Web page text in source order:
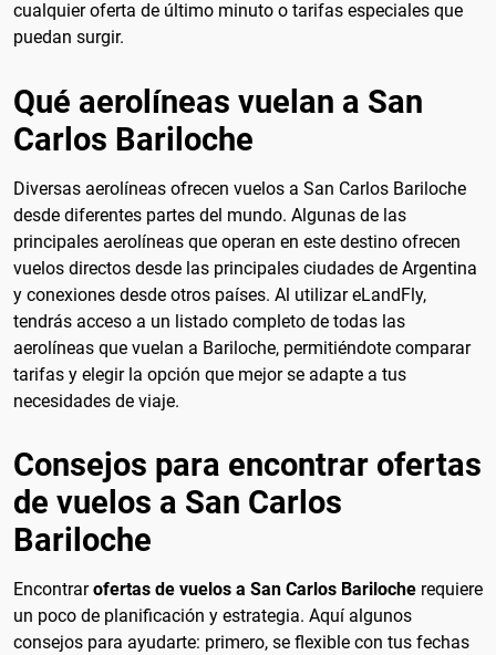
cualquier oferta de último minuto o tarifas especiales que
puedan surgir.
Qué aerolíneas vuelan a San
Carlos Bariloche
Diversas aerolíneas ofrecen vuelos a San Carlos Bariloche
desde diferentes partes del mundo. Algunas de las
principales aerolíneas que operan en este destino ofrecen
vuelos directos desde las principales ciudades de Argentina
y conexiones desde otros países. Al utilizar eLandFly,
tendrás acceso a un listado completo de todas las
aerolíneas que vuelan a Bariloche, permitiéndote comparar
tarifas y elegir la opción que mejor se adapte a tus
necesidades de viaje.
Consejos para encontrar ofertas
de vuelos a San Carlos
Bariloche
Encontrarofertas de vuelos a San Carlos Bariloche requiere
un poco de planificación y estrategia. Aquí algunos
consejos para ayudarte: primero, se flexible con tus fechas